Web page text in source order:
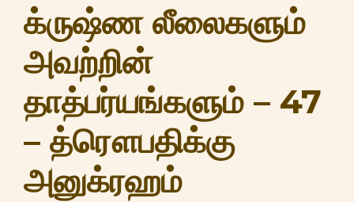
க்ருஷ்ண லீலைகளும்
அவற்றின்
தாத்பர்யங்களும் – 47
– த்ரௌபதிக்கு
அனுக்ரஹம்